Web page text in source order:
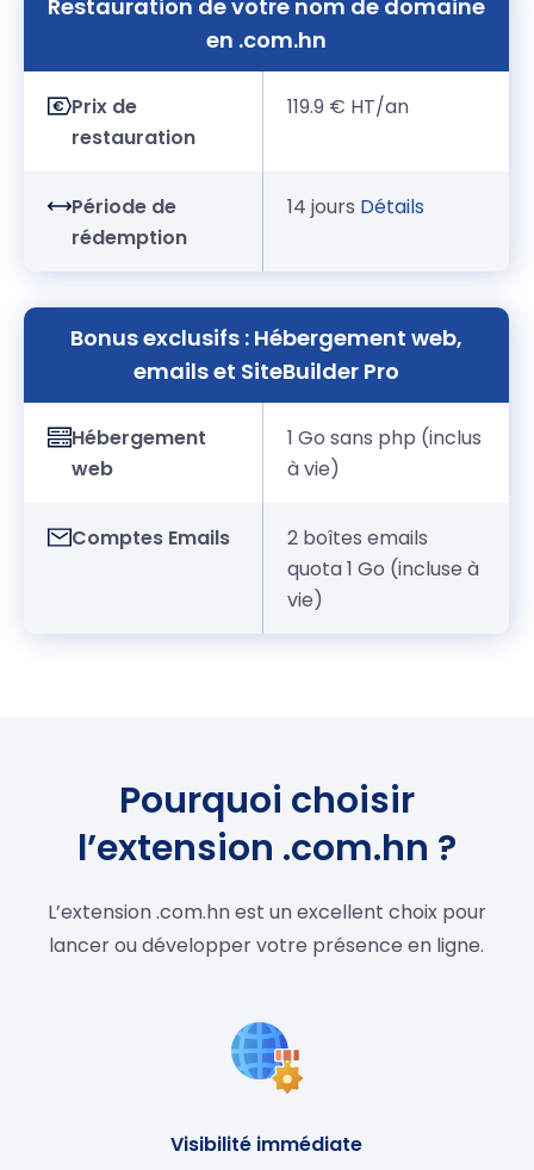
Restauration de votre nom de domaine
en .com.hn
Prix de
restauration
119.9 € HT/an
Période de
rédemption
14 jours Détails
Bonus exclusifs : Hébergement web,
emails et SiteBuilder Pro
Hébergement
web
1 Go sans php (inclus
à vie)
Comptes Emails
2 boîtes emails
quota 1 Go (incluse à
vie)
Pourquoi choisir
l’extension .com.hn ?
L’extension .com.hn est un excellent choix pour
lancer ou développer votre présence en ligne.
Visibilité immédiate